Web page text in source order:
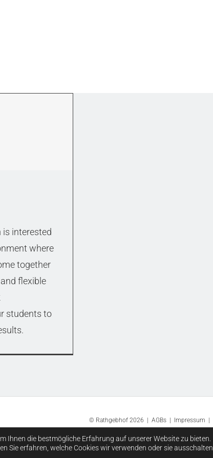
interested
where
together
flexible
students to
© Rathgebhof 2026 | AGBs Impressum
Ihnen die bestmögliche Erfahrung auf unserer Website zu bieten.
Sie erfahren, welche Cookies wir verwenden oder sie ausschalten.